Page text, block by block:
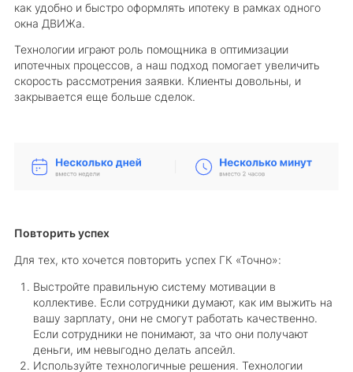
как удобно и быстро оформлять ипотеку в рамках одного
окна ДВИЖа.
Технологии играют роль помощника в оптимизации
ипотечных процессов, а наш подход помогает увеличить
скорость рассмотрения заявки. Клиенты довольны, и
закрывается еще больше сделок.
Повторить успех
Для тех, кто хочется повторить успех ГК «Точно»:
Выстройте правильную систему мотивации в
коллективе. Если сотрудники думают, как им выжить на
вашу зарплату, они не смогут работать качественно.
Если сотрудники не понимают, за что они получают
деньги, им невыгодно делать апсейл.
Используйте технологичные решения. Технологии